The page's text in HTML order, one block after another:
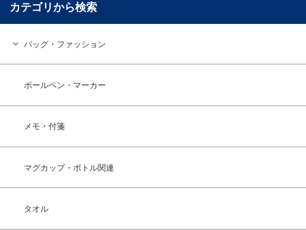
カテゴリから検索
バッグ・ファッション
ボールペン・マーカー
メモ・付箋
マグカップ・ボトル関連
タオル